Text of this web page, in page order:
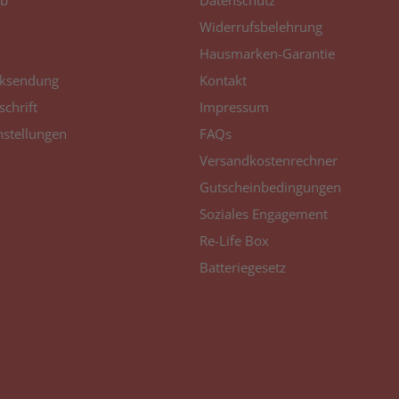
imagePROGRAF IPF
765 MFP
Widerrufsbelehrung
Hausmarken-Garantie
Kontakt
Impressum
FAQs
Versandkostenrechner
Gutscheinbedingungen
Soziales Engagement
Re-Life Box
Batteriegesetz